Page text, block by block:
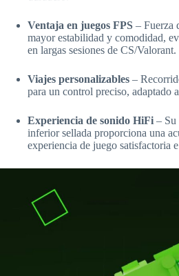
Ventaja en juegos FPS – Fuerza
mayor estabilidad y comodidad,
en largas sesiones de CS/Valorant.
Viajes personalizables –
para un control preciso, adaptado
Experiencia de sonido HiFi – Su
inferior sellada proporciona una
experiencia de juego satisfactoria